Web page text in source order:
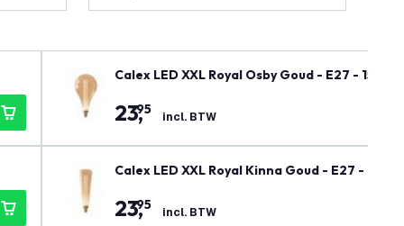
Calex LED XXL Royal Osby Goud - E27 - 150
23,
95 incl. BTW
Calex LED XXL Royal Kinna Goud - E27 - 150
23,
95 incl. BTW